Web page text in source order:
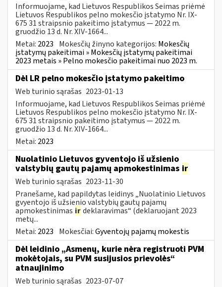
Informuojame, kad Lietuvos Respublikos Seimas priėmė
Lietuvos Respublikos pelno mokesčio įstatymo Nr. IX-
675 31 straipsnio pakeitimo įstatymus — 2022 m.
gruodžio 13 d. Nr. XIV-1664...
Metai: 2023 Mokesčių žinyno kategorijos: Mokesčių
įstatymų pakeitimai » Mokesčių įstatymų pakeitimai
2023 metais » Pelno mokesčio pakeitimai nuo 2023 m.
Dėl LR pelno mokesčio įstatymo pakeitimo
Web turinio sąrašas 2023-01-13
Informuojame, kad Lietuvos Respublikos Seimas priėmė
Lietuvos Respublikos pelno mokesčio įstatymo Nr. IX-
675 31 straipsnio pakeitimo įstatymus — 2022 m.
gruodžio 13 d. Nr. XIV-1664...
Metai: 2023
Nuolatinio Lietuvos gyventojo iš užsienio
valstybių gautų pajamų apmokestinimas ir
Web turinio sąrašas 2023-11-30
Pranešame, kad papildytas leidinys „Nuolatinio Lietuvos
gvyentojo iš užsienio valstybių gautų pajamų
apmokestinimas irdeklaravimas“ (deklaruojant 2023
metų...
Metai: 2023 Mokesčiai:Gyventojų pajamų mokestis
Dėl leidinio „Asmenų, kurie nėra registruoti PVM
mokėtojais, su PVM susijusios prievolės“
atnaujinimo
Web turinio sąrašas 2023-07-07